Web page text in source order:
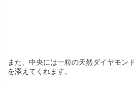
また、中央には一粒の天然ダイヤモン
を添えてくれます。